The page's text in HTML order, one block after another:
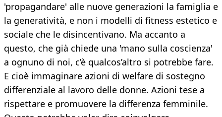
'propagandare' alle nuove generazioni la famiglia e
la generatività, e non i modelli di fitness estetico e
sociale che le disincentivano. Ma accanto a
questo, che già chiede una 'mano sulla coscienza'
a ognuno di noi, c’è qualcos’altro si potrebbe fare.
E cioè immaginare azioni di welfare di sostegno
differenziale al lavoro delle donne. Azioni tese a
rispettare e promuovere la differenza femminile.